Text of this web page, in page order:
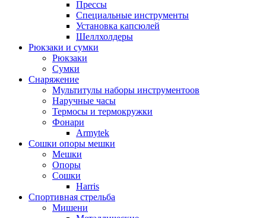
Прессы
Специальные инструменты
Установка капсюлей
Шеллхолдеры
Рюкзаки и сумки
Рюкзаки
Сумки
Снаряжение
Мультитулы наборы инструментоов
Наручные часы
Термосы и термокружки
Фонари
Armytek
Сошки опоры мешки
Мешки
Опоры
Сошки
Harris
Спортивная стрельба
Мишени